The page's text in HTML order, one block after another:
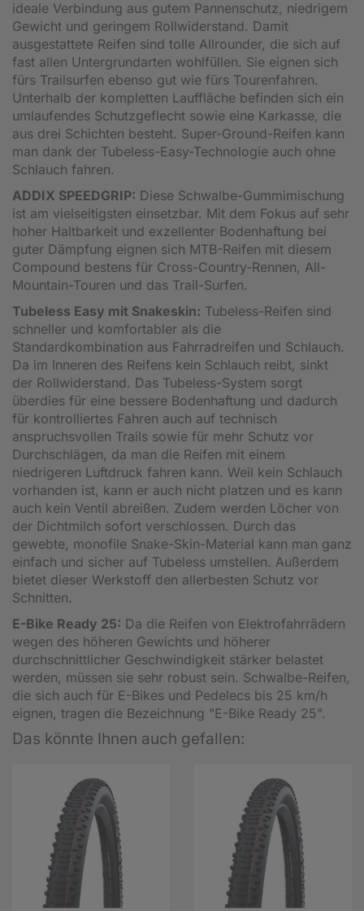
ideale Verbindung aus gutem Pannenschutz, niedrigem
Gewicht und geringem Rollwiderstand. Damit
ausgestattete Reifen sind tolle Allrounder, die sich auf
fast allen Untergrundarten wohlfüllen. Sie eignen sich
fürs Trailsurfen ebenso gut wie fürs Tourenfahren.
Unterhalb der kompletten Lauffläche befinden sich ein
umlaufendes Schutzgeflecht sowie eine Karkasse, die
aus drei Schichten besteht. Super-Ground-Reifen kann
man dank der Tubeless-Easy-Technologie auch ohne
Schlauch fahren.
ADDIX SPEEDGRIP: Diese Schwalbe-Gummimischung
ist am vielseitigsten einsetzbar. Mit dem Fokus auf sehr
hoher Haltbarkeit und exzellenter Bodenhaftung bei
guter Dämpfung eignen sich MTB-Reifen mit diesem
Compound bestens für Cross-Country-Rennen, All-
Mountain-Touren und das Trail-Surfen.
Tubeless Easy mit Snakeskin: Tubeless-Reifen sind
schneller und komfortabler als die
Standardkombination aus Fahrradreifen und Schlauch.
Da im Inneren des Reifens kein Schlauch reibt, sinkt
der Rollwiderstand. Das Tubeless-System sorgt
überdies für eine bessere Bodenhaftung und dadurch
für kontrolliertes Fahren auch auf technisch
anspruchsvollen Trails sowie für mehr Schutz vor
Durchschlägen, da man die Reifen mit einem
niedrigeren Luftdruck fahren kann. Weil kein Schlauch
vorhanden ist, kann er auch nicht platzen und es kann
auch kein Ventil abreißen. Zudem werden Löcher von
der Dichtmilch sofort verschlossen. Durch das
gewebte, monofile Snake-Skin-Material kann man ganz
einfach und sicher auf Tubeless umstellen. Außerdem
bietet dieser Werkstoff den allerbesten Schutz vor
Schnitten.
E-Bike Ready 25: Da die Reifen von Elektrofahrrädern
wegen des höheren Gewichts und höherer
durchschnittlicher Geschwindigkeit stärker belastet
werden, müssen sie sehr robust sein. Schwalbe-Reifen,
die sich auch für E-Bikes und Pedelecs bis 25 km/h
eignen, tragen die Bezeichnung "E-Bike Ready 25".
Das könnte Ihnen auch gefallen: